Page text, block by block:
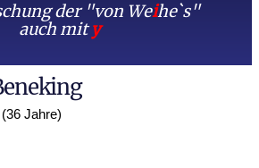
der "von Weihe`s"
auch mity
Jahre)